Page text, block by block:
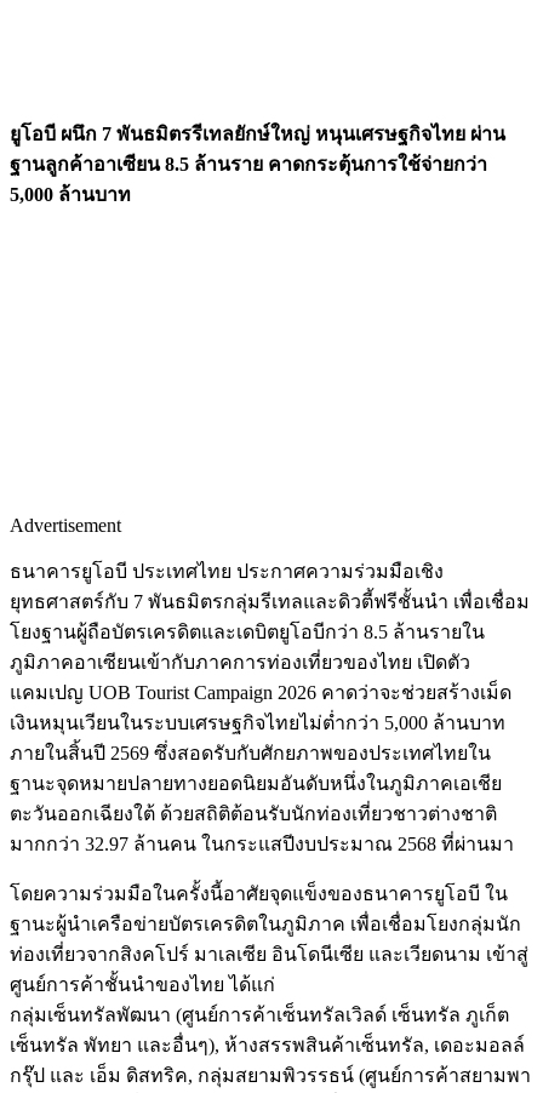
ยูโอบี ผนึก 7 พันธมิตรรีเทลยักษ์ใหญ่ หนุนเศรษฐกิจไทย ผ่าน
ฐานลูกค้าอาเซียน 8.5 ล้านราย คาดกระตุ้นการใช้จ่ายกว่า
5,000 ล้านบาท
Advertisement
ธนาคารยูโอบี ประเทศไทย ประกาศความร่วมมือเชิง
ยุทธศาสตร์กับ 7 พันธมิตรกลุ่มรีเทลและดิวตี้ฟรีชั้นนำ เพื่อเชื่อม
โยงฐานผู้ถือบัตรเครดิตและเดบิตยูโอบีกว่า 8.5 ล้านรายใน
ภูมิภาคอาเซียนเข้ากับภาคการท่องเที่ยวของไทย เปิดตัว
แคมเปญ UOB Tourist Campaign 2026 คาดว่าจะช่วยสร้างเม็ด
เงินหมุนเวียนในระบบเศรษฐกิจไทยไม่ต่ำกว่า 5,000 ล้านบาท
ภายในสิ้นปี 2569 ซึ่งสอดรับกับศักยภาพของประเทศไทยใน
ฐานะจุดหมายปลายทางยอดนิยมอันดับหนึ่งในภูมิภาคเอเชีย
ตะวันออกเฉียงใต้ ด้วยสถิติต้อนรับนักท่องเที่ยวชาวต่างชาติ
มากกว่า 32.97 ล้านคน ในกระแสปีงบประมาณ 2568 ที่ผ่านมา
โดยความร่วมมือในครั้งนี้อาศัยจุดแข็งของธนาคารยูโอบี ใน
ฐานะผู้นำเครือข่ายบัตรเครดิตในภูมิภาค เพื่อเชื่อมโยงกลุ่มนัก
ท่องเที่ยวจากสิงคโปร์ มาเลเซีย อินโดนีเซีย และเวียดนาม เข้าสู่
ศูนย์การค้าชั้นนำของไทย ได้แก่
กลุ่มเซ็นทรัลพัฒนา (ศูนย์การค้าเซ็นทรัลเวิลด์ เซ็นทรัล ภูเก็ต
เซ็นทรัล พัทยา และอื่นๆ), ห้างสรรพสินค้าเซ็นทรัล, เดอะมอลล์
กรุ๊ป และ เอ็ม ดิสทริค, กลุ่มสยามพิวรรธน์ (ศูนย์การค้าสยามพา